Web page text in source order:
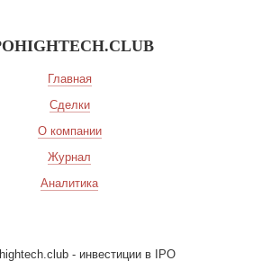
Главная
Сделки
О компании
Журнал
Аналитика